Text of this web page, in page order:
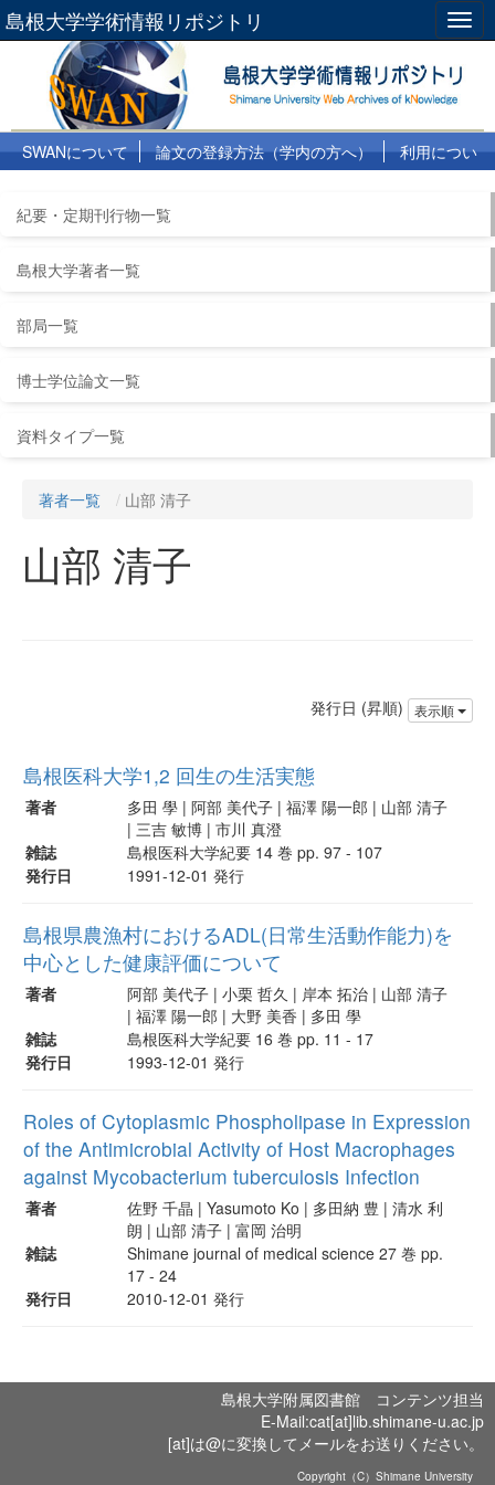
島根大学学術情報リポジトリ
SWANについて 論文の登録方法（学内の方へ）
利用につい
紀要・定期刊行物一覧
島根大学著者一覧
部局一覧
博士学位論文一覧
資料タイプ一覧
著者一覧 山部 清子
山部 清子
発行日 (昇順) 表示順
島根医科大学1,2 回生の生活実態
著者
多田 學 | 阿部 美代子 | 福澤 陽一郎 | 山部 清子
| 三吉 敏博 | 市川 真澄
雑誌
島根医科大学紀要 14 巻 pp. 97 - 107
発行日
1991-12-01 発行
島根県農漁村におけるADL(日常生活動作能力)を
中心とした健康評価について
著者
阿部 美代子 | 小栗 哲久 | 岸本 拓治 | 山部 清子
| 福澤 陽一郎 | 大野 美香 | 多田 學
雑誌
島根医科大学紀要 16 巻 pp. 11 - 17
発行日
1993-12-01 発行
Roles of Cytoplasmic Phospholipase in Expression
of the Antimicrobial Activity of Host Macrophages
against Mycobacterium tuberculosis Infection
著者
佐野 千晶 | Yasumoto Ko | 多田納 豊 | 清水 利
朗 | 山部 清子 | 富岡 治明
雑誌
Shimane journal of medical science 27 巻 pp.
17 - 24
発行日
2010-12-01 発行
島根大学附属図書館 コンテンツ担当
E-Mail:cat[at]lib.shimane-u.ac.jp
[at]は@に変換してメールをお送りください。
Copyright（C）Shimane University